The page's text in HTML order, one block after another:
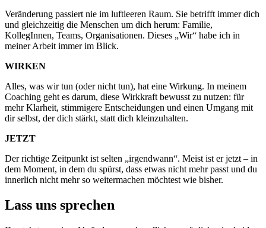
Veränderung passiert nie im luftleeren Raum. Sie betrifft immer dich
und gleichzeitig die Menschen um dich herum: Familie,
KollegInnen, Teams, Organisationen. Dieses „Wir“ habe ich in
meiner Arbeit immer im Blick.
WIRKEN
Alles, was wir tun (oder nicht tun), hat eine Wirkung. In meinem
Coaching geht es darum, diese Wirkkraft bewusst zu nutzen: für
mehr Klarheit, stimmigere Entscheidungen und einen Umgang mit
dir selbst, der dich stärkt, statt dich kleinzuhalten.
JETZT
Der richtige Zeitpunkt ist selten „irgendwann“. Meist ist er jetzt – in
dem Moment, in dem du spürst, dass etwas nicht mehr passt und du
innerlich nicht mehr so weitermachen möchtest wie bisher.
Lass uns sprechen